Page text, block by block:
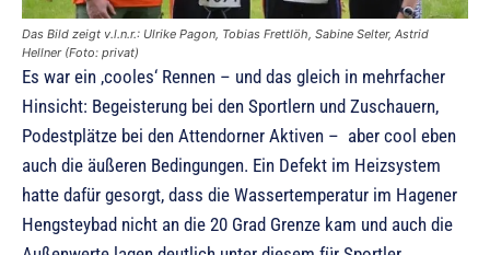
Das Bild zeigt v.l.n.r.: Ulrike Pagon, Tobias Frettlöh, Sabine Selter, Astrid
Hellner (Foto: privat)
Es war ein ‚cooles‘ Rennen – und das gleich in mehrfacher
Hinsicht: Begeisterung bei den Sportlern und Zuschauern,
Podestplätze bei den Attendorner Aktiven – aber cool eben
auch die äußeren Bedingungen. Ein Defekt im Heizsystem
hatte dafür gesorgt, dass die Wassertemperatur im Hagener
Hengsteybad nicht an die 20 Grad Grenze kam und auch die